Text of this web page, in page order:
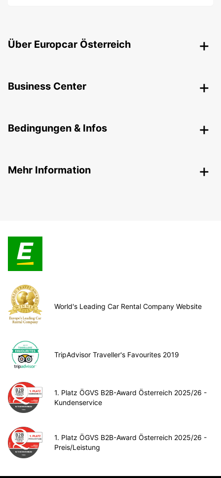
Über Europcar Österreich
Business Center
Bedingungen & Infos
Mehr Information
World's Leading Car Rental Company Website
TripAdvisor Traveller's Favourites 2019
1. Platz ÖGVS B2B-Award Österreich 2025/26 -
Kundenservice
1. Platz ÖGVS B2B-Award Österreich 2025/26 -
Preis/Leistung